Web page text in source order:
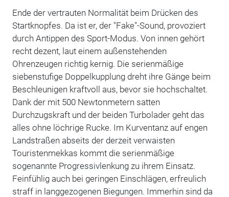
Ende der vertrauten Normalität beim Drücken des
Startknopfes. Da ist er, der "Fake"-Sound, provoziert
durch Antippen des Sport-Modus. Von innen gehört
recht dezent, laut einem außenstehenden
Ohrenzeugen richtig kernig. Die serienmäßige
siebenstufige Doppelkupplung dreht ihre Gänge beim
Beschleunigen kraftvoll aus, bevor sie hochschaltet.
Dank der mit 500 Newtonmetern satten
Durchzugskraft und der beiden Turbolader geht das
alles ohne löchrige Rucke. Im Kurventanz auf engen
Landstraßen abseits der derzeit verwaisten
Touristenmekkas kommt die serienmäßige
sogenannte Progressivlenkung zu ihrem Einsatz.
Feinfühlig auch bei geringen Einschlägen, erfreulich
straff in langgezogenen Biegungen. Immerhin sind da